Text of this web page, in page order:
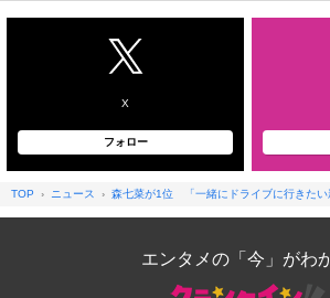
X
フォロー
TOP ニュース 森七菜が1位 「一緒にドライブに行きたい
エンタメの「今」がわ